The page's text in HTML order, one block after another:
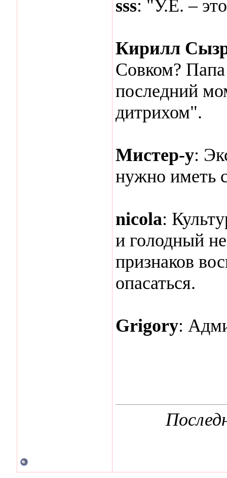
sss: "У.Е. –
Кирилл
Совком?
последний
дитрихом".
Мистер-у:
нужно иметь
nicola:
и голодный
признаков
опасаться.
Grigory: